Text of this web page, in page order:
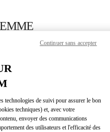
DIRECTIONSLINK
technologies de suivi pour assurer le bon
techniques) et, avec votre
envoyer des communications
des utilisateurs et l'efficacité des
Continuer sans accepter